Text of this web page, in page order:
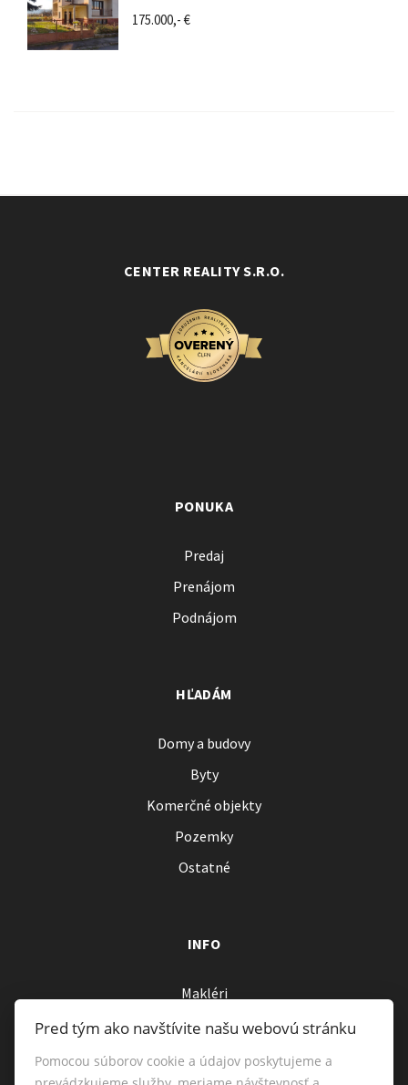
175.000,- €
CENTER REALITY S.R.O.
PONUKA
Predaj
Prenájom
Podnájom
HĽADÁM
Domy a budovy
Byty
Komerčné objekty
Pozemky
Ostatné
INFO
Makléri
Napíšte nám
Kontakt
Pred tým ako navštívite našu webovú stránku
Pomocou súborov cookie a údajov poskytujeme a